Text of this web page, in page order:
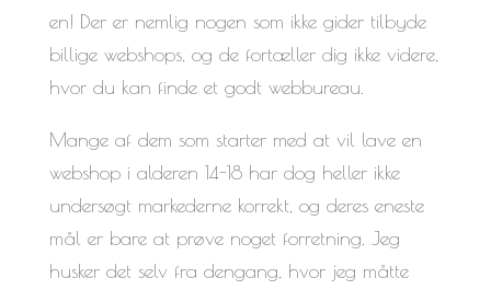
en! Der er nemlig nogen som ikke gider tilbyde
billige webshops, og de fortæller dig ikke videre,
hvor du kan finde et godt webbureau.
Mange af dem som starter med at vil lave en
webshop i alderen 14-18 har dog heller ikke
undersøgt markederne korrekt, og deres eneste
mål er bare at prøve noget forretning. Jeg
husker det selv fra dengang, hvor jeg måtte